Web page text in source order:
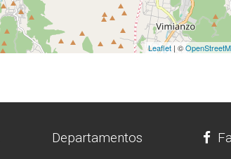
Leaflet | ©
Departamentos